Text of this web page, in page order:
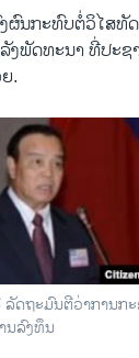
ຜົນກະທົບຕໍ່ວິໄສທັ
ງພັດທະນາ ທີ່ປະ
.
ດຖະມົນຕີວ່າການກ
ນລົງທຶນ